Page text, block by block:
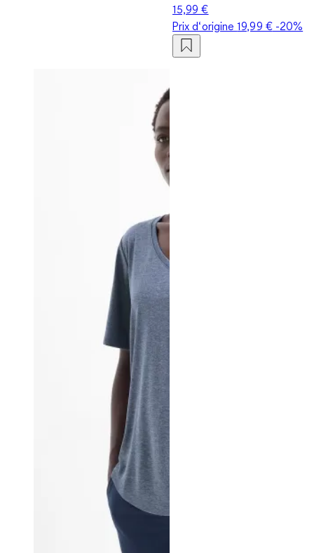
15,99 €
Prix d‘origine19,99 €-20%